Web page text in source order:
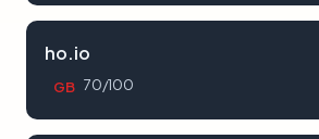
ho.io
GB 70/100